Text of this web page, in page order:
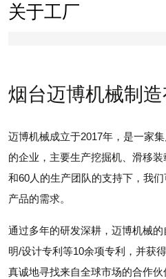
关于工厂
烟台迈博机械制
迈博机械成立于2017年，是一家
的企业，主要生产挖掘机、滑移
和60人的生产团队的支持下，我
产品的需求。
通过多年的研发深耕，迈博机械
明/设计专利等10余项专利，并获
真诚地寻找来自全球市场的合作